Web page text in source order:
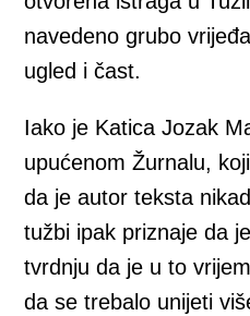
navedeno grubo
ugled i čast.
Iako je Katica Jozak
upućenom Žurnalu,
da je autor teksta
tužbi ipak priznaje da
tvrdnju da je u to
da se trebalo unijeti